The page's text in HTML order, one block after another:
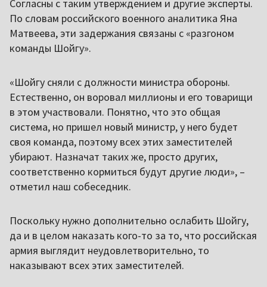
Согласны с таким утверждением и другие эксперты.
По словам российского военного аналитика Яна
Матвеева, эти задержания связаны с «разгоном
команды Шойгу».
«Шойгу сняли с должности министра обороны.
Естественно, он воровал миллионы и его товарищи
в этом участвовали. Понятно, что это общая
система, но пришел новый министр, у него будет
своя команда, поэтому всех этих заместителей
убирают. Назначат таких же, просто других,
соответственно кормиться будут другие люди», –
отметил наш собеседник.
Поскольку нужно дополнительно ослабить Шойгу,
да и в целом наказать кого-то за то, что российская
армия выглядит неудовлетворительно, то
наказывают всех этих заместителей.